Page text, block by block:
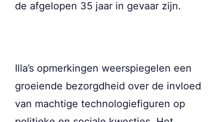
de afgelopen 35 jaar in gevaar zijn.
Illa’s opmerkingen weerspiegelen een
groeiende bezorgdheid over de invloed
van machtige technologiefiguren op